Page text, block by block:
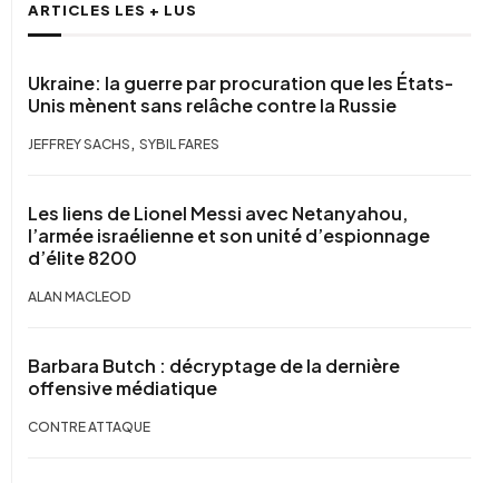
ARTICLES LES + LUS
Ukraine: la guerre par procuration que les États-
Unis mènent sans relâche contre la Russie
JEFFREY SACHS , SYBIL FARES
Les liens de Lionel Messi avec Netanyahou,
l’armée israélienne et son unité d’espionnage
d’élite 8200
ALAN MACLEOD
Barbara Butch : décryptage de la dernière
offensive médiatique
CONTRE ATTAQUE